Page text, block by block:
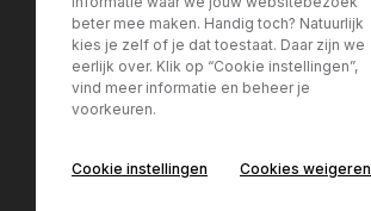
beter mee maken. Handig toch? Natuurlijk
kies je zelf of je dat toestaat. Daar zijn we
eerlijk over. Klik op “Cookie instellingen”,
vind meer informatie en beheer je
voorkeuren.
Cookie instellingen Cookies weigeren